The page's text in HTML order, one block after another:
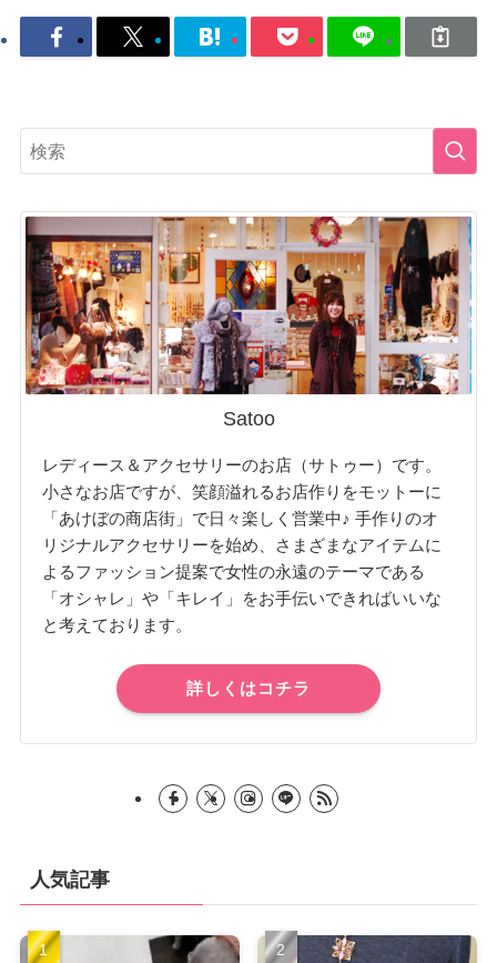
Satoo
レディース＆アクセサリーのお店（サトゥー）です。
小さなお店ですが、笑顔溢れるお店作りをモットーに
「あけぼの商店街」で日々楽しく営業中♪ 手作りのオ
リジナルアクセサリーを始め、さまざまなアイテムに
よるファッション提案で女性の永遠のテーマである
「オシャレ」や「キレイ」をお手伝いできればいいな
と考えております。
詳しくはコチラ
人気記事